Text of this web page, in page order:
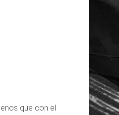
que con el